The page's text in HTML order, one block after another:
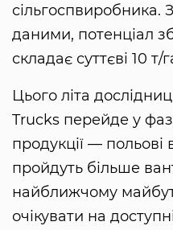
сільгоспвиробника.
даними, потенціал
складає суттєві 10 т/
Цього літа
Trucks перейде у
продукції —
пройдуть більше
найближчому
очікувати на